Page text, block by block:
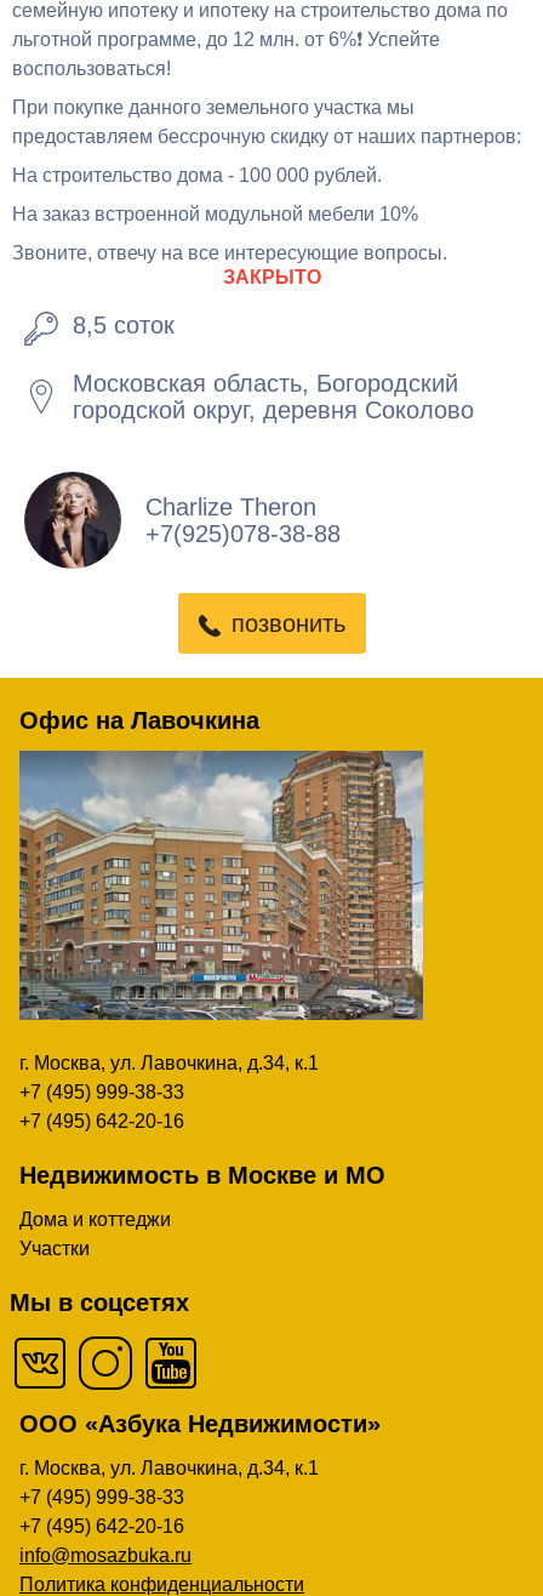
семейную ипотеку и ипотеку на строительство дома по
льготной программе, до 12 млн. от 6%❗️ Успейте
воспользоваться!
При покупке данного земельного участка мы
предоставляем бессрочную скидку от наших партнеров:
На строительство дома - 100 000 рублей.
На заказ встроенной модульной мебели 10%
Звоните, отвечу на все интересующие вопросы.
ЗАКРЫТО
8,5 соток
Московская область, Богородский
городской округ, деревня Соколово
Charlize Theron
+7(925)078-38-88
позвонить
Офис на Лавочкина
г. Москва, ул. Лавочкина, д.34, к.1
+7 (495) 999-38-33
+7 (495) 642-20-16
Недвижимость в Москве и МО
Дома и коттеджи
Участки
Мы в соцсетях
ООО «Азбука Недвижимости»
г. Москва, ул. Лавочкина, д.34, к.1
+7 (495) 999-38-33
+7 (495) 642-20-16
info@mosazbuka.ru
Политика конфиденциальности